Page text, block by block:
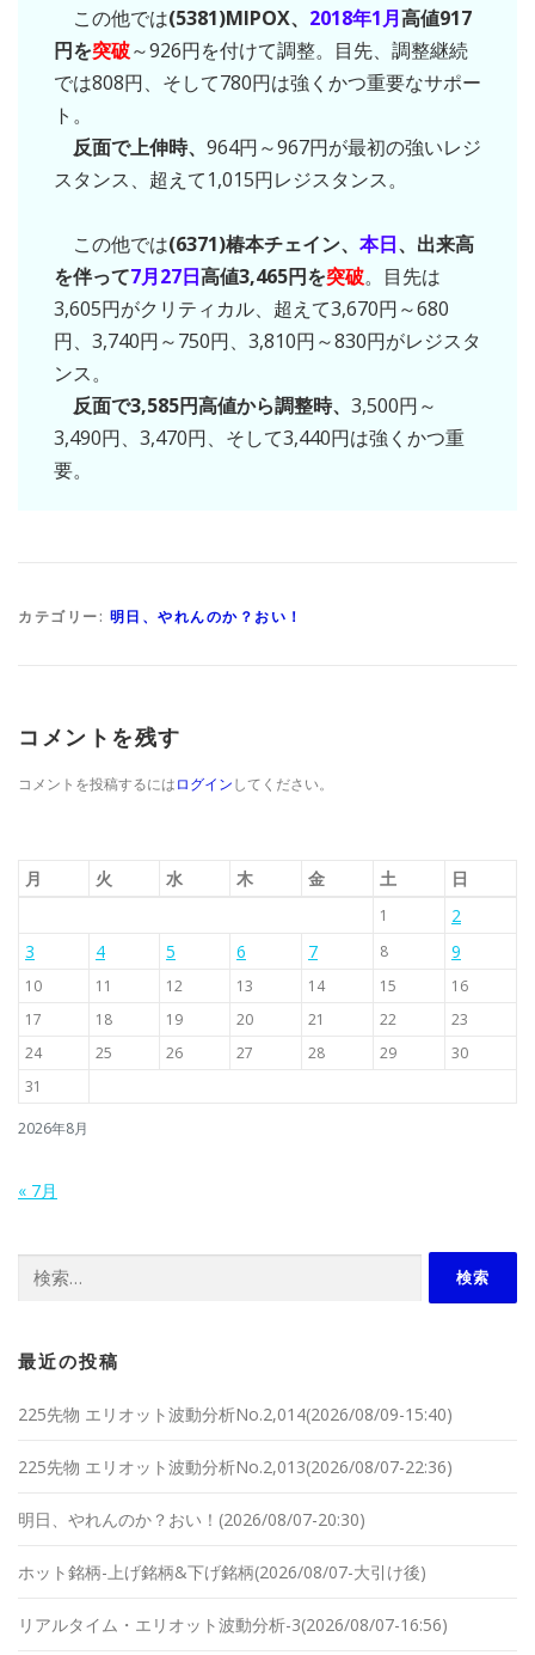
この他では(5381)MIPOX、 2018年1月高値917
円を突破～926円を付けて調整。目先、調整継続
では808円、そして780円は強くかつ重要なサポー
ト。
反面で上伸時、 964円～967円が最初の強いレジ
スタンス、超えて1,015円レジスタンス。
この他では(6371)椿本チェイン、 本日、出来高
を伴って7月27日高値3,465円を突破。目先は
3,605円がクリティカル、超えて3,670円～680
円、3,740円～750円、3,810円～830円がレジスタ
ンス。
反面で3,585円高値から調整時、 3,500円～
3,490円、3,470円、そして3,440円は強くかつ重
要。
カテゴリー: 明日、やれんのか？おい！
コメントを残す
コメントを投稿するにはログインしてください。
2026年8月
月 火 水 木 金 土 日
1
2
3
4 5 6 7 8 9
10 11 12 13 14 15
16
17
18 19 20 21 22
23
24
25 26 27 28 29
30
31
« 7月
検索:
最近の投稿
225先物 エリオット波動分析No.2,014(2026/08/09-15:40)
225先物 エリオット波動分析No.2,013(2026/08/07-22:36)
明日、やれんのか？おい！(2026/08/07-20:30)
ホット銘柄-上げ銘柄&下げ銘柄(2026/08/07-大引け後)
リアルタイム・エリオット波動分析-3(2026/08/07-16:56)